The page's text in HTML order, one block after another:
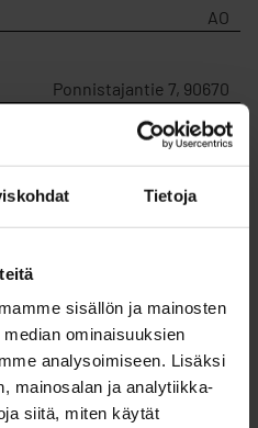
Tietoja
sisällön ja mainosten
ominaisuuksien
analysoimiseen. Lisäksi
mainosalan ja analytiikka-
siitä, miten käytät
AO
Ponnistajantie 7, 90670
Yes
6
38